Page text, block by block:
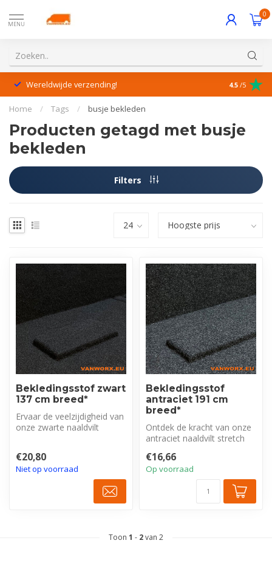
MENU
0
Wereldwijde verzending! 4.5 /5
Home / Tags / busje bekleden
Producten getagd met busje
bekleden
Filters
Bekledingsstof zwart
137 cm breed*
Ervaar de veelzijdigheid van
onze zwarte naaldvilt
€20,80
Niet op voorraad
Bekledingsstof
antraciet 191 cm
breed*
Ontdek de kracht van onze
antraciet naaldvilt stretch
€16,66
Op voorraad
Toon 1 - 2van 2